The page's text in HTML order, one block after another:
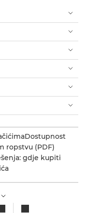
Dostupnost
ropstvu (PDF)
gdje kupiti